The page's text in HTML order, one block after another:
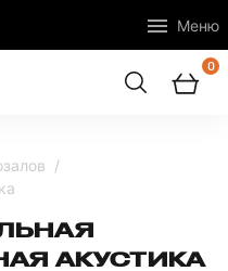
Меню
0
АКУСТИКА